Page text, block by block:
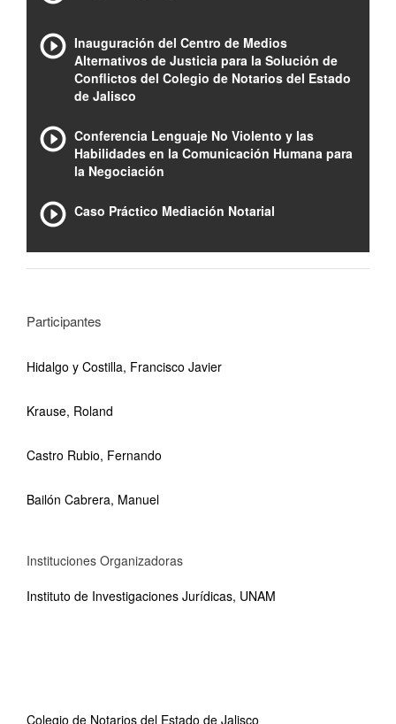
Inauguración del Centro de Medios
Alternativos de Justicia para la Solución de
Conflictos del Colegio de Notarios del Estado
de Jalisco
Conferencia Lenguaje No Violento y las
Habilidades en la Comunicación Humana para
la Negociación
Caso Práctico Mediación Notarial
Participantes
Hidalgo y Costilla, Francisco Javier
Krause, Roland
Castro Rubio, Fernando
Bailón Cabrera, Manuel
Instituciones Organizadoras
Instituto de Investigaciones Jurídicas, UNAM
Colegio de Notarios del Estado de Jalisco